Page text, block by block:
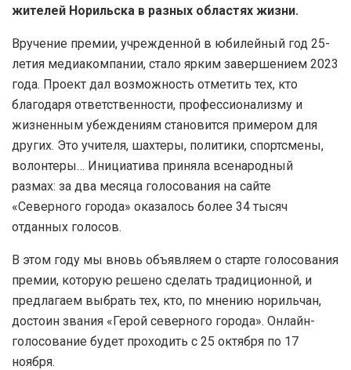
жителей Норильска в разных областях жизни.
Вручение премии, учрежденной в юбилейный год 25-
летия медиакомпании, стало ярким завершением 2023
года. Проект дал возможность отметить тех, кто
благодаря ответственности, профессионализму и
жизненным убеждениям становится примером для
других. Это учителя, шахтеры, политики, спортсмены,
волонтеры… Инициатива приняла всенародный
размах: за два месяца голосования на сайте
«Северного города» оказалось более 34 тысяч
отданных голосов.
В этом году мы вновь объявляем о старте голосования
премии, которую решено сделать традиционной, и
предлагаем выбрать тех, кто, по мнению норильчан,
достоин звания «Герой северного города». Онлайн-
голосование будет проходить с 25 октября по 17
ноября.